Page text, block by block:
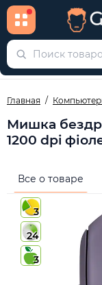
Главная
Мишка
1200 dpi
Все о товаре
3
24
3